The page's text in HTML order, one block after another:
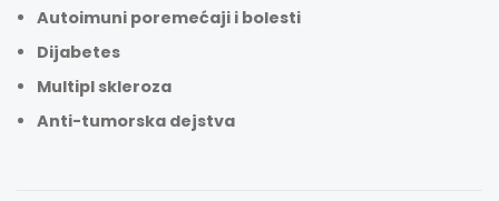
Autoimuni poremećaji i bolesti
Dijabetes
Multipl skleroza
Anti-tumorska dejstva